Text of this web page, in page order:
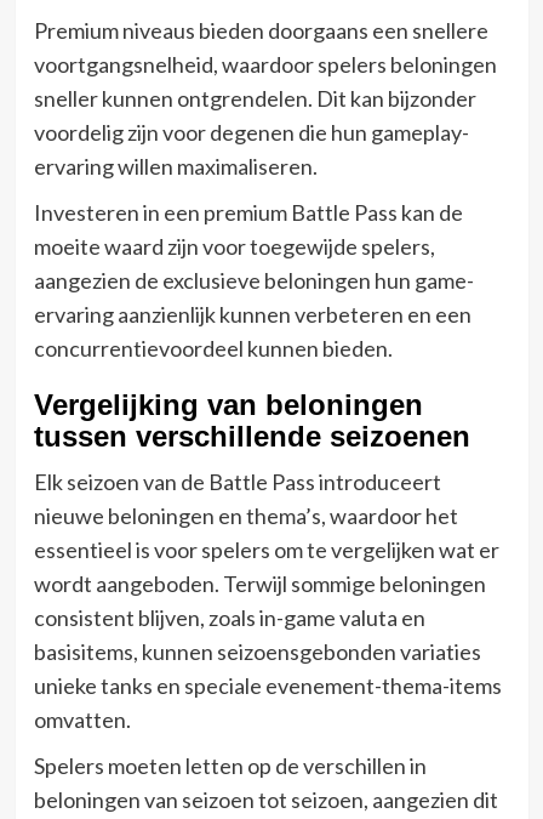
Premium niveaus bieden doorgaans een snellere
voortgangsnelheid, waardoor spelers beloningen
sneller kunnen ontgrendelen. Dit kan bijzonder
voordelig zijn voor degenen die hun gameplay-
ervaring willen maximaliseren.
Investeren in een premium Battle Pass kan de
moeite waard zijn voor toegewijde spelers,
aangezien de exclusieve beloningen hun game-
ervaring aanzienlijk kunnen verbeteren en een
concurrentievoordeel kunnen bieden.
Vergelijking van beloningen
tussen verschillende seizoenen
Elk seizoen van de Battle Pass introduceert
nieuwe beloningen en thema’s, waardoor het
essentieel is voor spelers om te vergelijken wat er
wordt aangeboden. Terwijl sommige beloningen
consistent blijven, zoals in-game valuta en
basisitems, kunnen seizoensgebonden variaties
unieke tanks en speciale evenement-thema-items
omvatten.
Spelers moeten letten op de verschillen in
beloningen van seizoen tot seizoen, aangezien dit